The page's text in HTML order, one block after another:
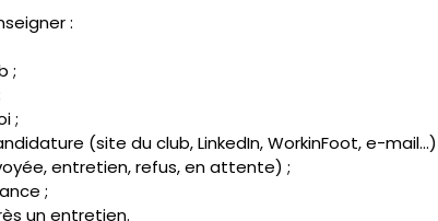
:
;
;
(site du club, LinkedIn, WorkinFoot, e-mail...)
entretien, refus, en attente) ;
;
un entretien.